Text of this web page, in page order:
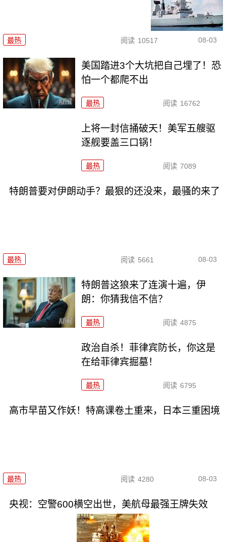
最热 阅读 10517 08-03
美国踏进3个大坑把自己埋了！恐
怕一个都爬不出
最热 阅读 16762
上将一封信捅破天！美军五艘驱
逐舰要盖三口锅！
最热 阅读 7089
特朗普要对伊朗动手？最狠的还没来，最骚的来了
最热 阅读 5661 08-03
特朗普这狼来了连演十遍，伊
朗：你猜我信不信？
最热 阅读 4875
政治自杀！菲律宾防长，你这是
在给菲律宾掘墓！
最热 阅读 6795
高市早苗又作妖！特高课卷土重来，日本三重困境
最热 阅读 4280 08-03
央视：空警600横空出世，美航母最强王牌失效